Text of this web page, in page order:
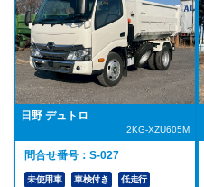
日野 デュトロ
2KG-XZU605M
問合せ番号：S-027
未使用車 車検付き 低走行